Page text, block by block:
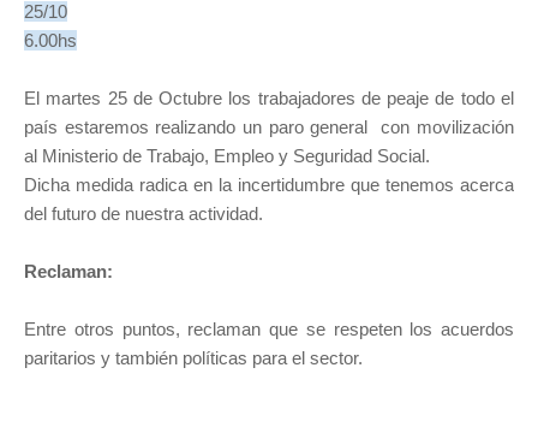
25/10
6.00hs
El martes 25 de Octubre los trabajadores de peaje de todo el
país estaremos realizando un paro general con movilización
al Ministerio de Trabajo, Empleo y Seguridad Social.
Dicha medida radica en la incertidumbre que tenemos acerca
del futuro de nuestra actividad.
Reclaman:
Entre otros puntos, reclaman que se respeten los acuerdos
paritarios y también políticas para el sector.